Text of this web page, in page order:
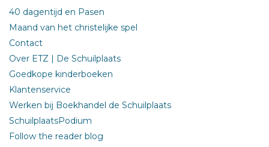
40 dagentijd en Pasen
Maand van het christelijke spel
Contact
Over ETZ | De Schuilplaats
Goedkope kinderboeken
Klantenservice
Werken bij Boekhandel de Schuilplaats
SchuilplaatsPodium
Follow the reader blog